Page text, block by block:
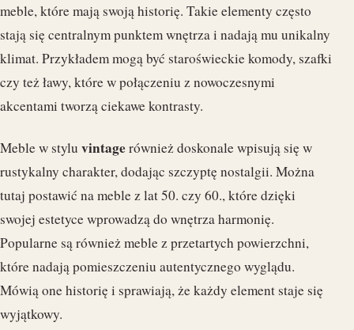
meble, które mają swoją historię. Takie elementy często
stają się centralnym punktem wnętrza i nadają mu unikalny
klimat. Przykładem mogą być staroświeckie komody, szafki
czy też ławy, które w połączeniu z nowoczesnymi
akcentami tworzą ciekawe kontrasty.
Meble w stylu vintagerównież doskonale wpisują się w
rustykalny charakter, dodając szczyptę nostalgii. Można
tutaj postawić na meble z lat 50. czy 60., które dzięki
swojej estetyce wprowadzą do wnętrza harmonię.
Popularne są również meble z przetartych powierzchni,
które nadają pomieszczeniu autentycznego wyglądu.
Mówią one historię i sprawiają, że każdy element staje się
wyjątkowy.